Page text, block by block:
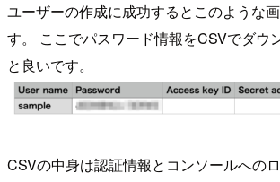
ユーザーの作成に成功するとこのような
す。 ここでパスワード情報をCSVでダウ
と良いです。
CSVの中身は認証情報とコンソールへの